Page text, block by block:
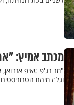
מכתב אמיץ:
"מר רג'פ טאיפ
וגלה מיהם